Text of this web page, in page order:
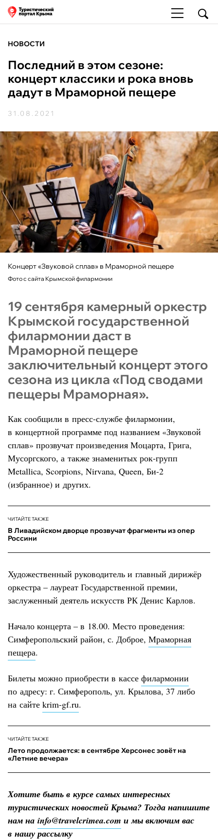
НОВОСТИ
Последний в этом сезоне:
концерт классики и рока вновь
дадут в Мраморной пещере
31.08.2021
Концерт «Звуковой сплав» в Мраморной пещере
Фото с сайта Крымской филармонии
19 сентября камерный оркестр
Крымской государственной
филармонии даст в
Мраморной пещере
заключительный концерт этого
сезона из цикла «Под сводами
пещеры Мраморная».
Как сообщили в пресс-службе филармонии,
в концертной программе под названием «Звуковой
сплав» прозвучат произведения Моцарта, Грига,
Мусоргского, а также знаменитых рок-групп
Metallica, Scorpions, Nirvana, Queen, Би-2
(избранное) и других.
ЧИТАЙТЕ ТАКЖЕ
В Ливадийском дворце прозвучат фрагменты из опер
Россини
Художественный руководитель и главный дирижёр
оркестра – лауреат Государственной премии,
заслуженный деятель искусств РК Денис Карлов.
Начало концерта – в 18.00. Место проведения:
Симферопольский район, с. Доброе, Мраморная
пещера.
Билеты можно приобрести в кассе филармонии
по адресу: г. Симферополь, ул. Крылова, 37 либо
на сайте krim-gf.ru.
ЧИТАЙТЕ ТАКЖЕ
Лето продолжается: в сентябре Херсонес зовёт на
«Летние вечера»
Хотите быть в курсе самых интересных
туристических новостей Крыма? Тогда напишите
нам на info@travelcrimea.com и мы включим вас
в нашу рассылку